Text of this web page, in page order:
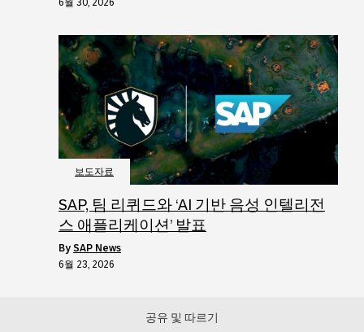
6월 30, 2026
보도자료
SAP, 팀 리퀴드와 ‘AI 기반 음성 인텔리전
스 애플리케이션’ 발표
by SAP News
6월 23, 2026
공유 및 따르기